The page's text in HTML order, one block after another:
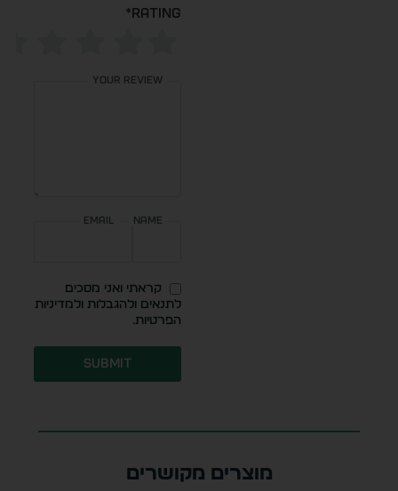
Rating
*
Your review
Name
Email
קראתי ואני מסכים
לתנאים ולהגבלות ולמדיניות
הפרטיות.
Submit
מוצרים מקושרים